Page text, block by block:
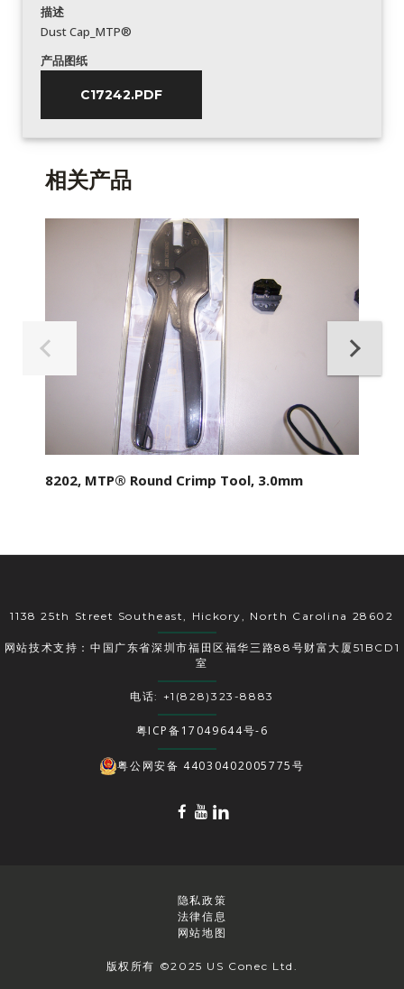
描述
Dust Cap_MTP®
产品图纸
C17242.PDF
相关产品
8202, MTP® Round Crimp Tool, 3.0mm
1138 25th Street Southeast, Hickory, North Carolina 28602
网站技术支持：中国广东省深圳市福田区福华三路88号财富大厦51BCD1
室
电话: +1(828)323-8883
粤ICP备17049644号-6
粤公网安备 44030402005775号
版权所有 ©2025 US Conec Ltd.
隐私政策
法律信息
网站地图